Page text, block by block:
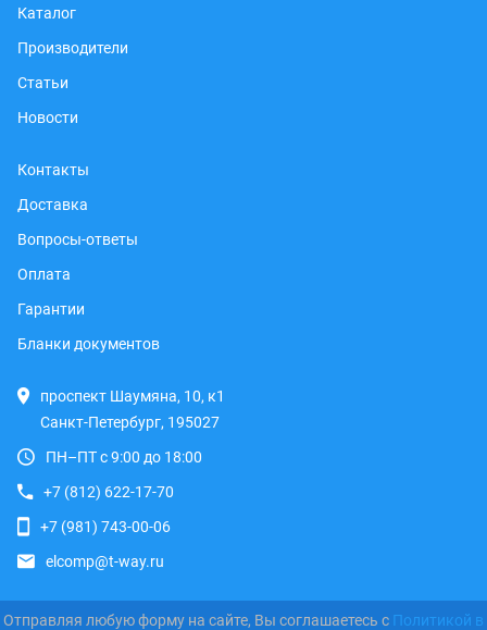
Каталог
Производители
Статьи
Новости
Контакты
Доставка
Вопросы-ответы
Оплата
Гарантии
Бланки документов
проспект Шаумяна, 10, к1
Санкт-Петербург, 195027
ПН–ПТ с 9:00 до 18:00
+7 (812) 622-17-70
+7 (981) 743-00-06
elcomp@t-way.ru
Отправляя любую форму на сайте, Вы соглашаетесь с Политикой в